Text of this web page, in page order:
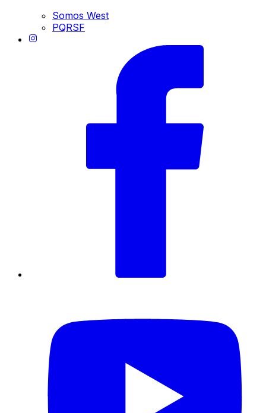
Somos West
PQRSF